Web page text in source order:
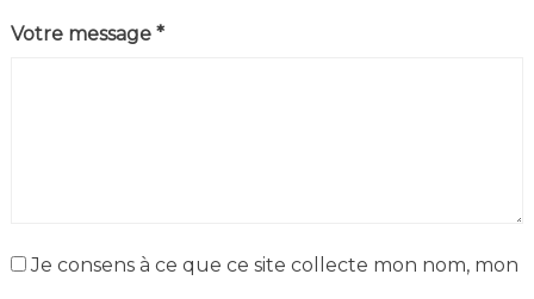
Votre message *
Je consens à ce que ce site collecte mon nom, mon